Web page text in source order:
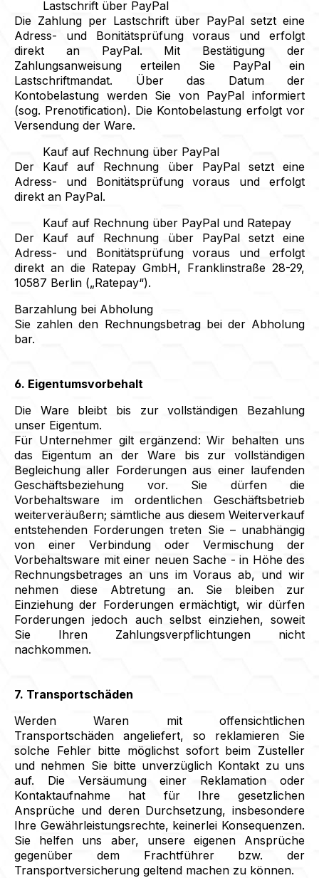
Lastschrift über PayPal
Die Zahlung per Lastschrift über PayPal setzt eine
Adress- und Bonitätsprüfung voraus und erfolgt
direkt an PayPal. Mit Bestätigung der
Zahlungsanweisung erteilen Sie PayPal ein
Lastschriftmandat. Über das Datum der
Kontobelastung werden Sie von PayPal informiert
(sog. Prenotification). Die Kontobelastung erfolgt vor
Versendung der Ware.
Kauf auf Rechnung über PayPal
Der Kauf auf Rechnung über PayPal setzt eine
Adress- und Bonitätsprüfung voraus und erfolgt
direkt an PayPal.
Kauf auf Rechnung über PayPal und Ratepay
Der Kauf auf Rechnung über PayPal setzt eine
Adress- und Bonitätsprüfung voraus und erfolgt
direkt an die Ratepay GmbH, Franklinstraße 28-29,
10587 Berlin („Ratepay“).
Barzahlung bei Abholung
Sie zahlen den Rechnungsbetrag bei der Abholung
bar.
6. Eigentumsvorbehalt
Die Ware bleibt bis zur vollständigen Bezahlung
unser Eigentum.
Für Unternehmer gilt ergänzend: Wir behalten uns
das Eigentum an der Ware bis zur vollständigen
Begleichung aller Forderungen aus einer laufenden
Geschäftsbeziehung vor. Sie dürfen die
Vorbehaltsware im ordentlichen Geschäftsbetrieb
weiterveräußern; sämtliche aus diesem Weiterverkauf
entstehenden Forderungen treten Sie – unabhängig
von einer Verbindung oder Vermischung der
Vorbehaltsware mit einer neuen Sache - in Höhe des
Rechnungsbetrages an uns im Voraus ab, und wir
nehmen diese Abtretung an. Sie bleiben zur
Einziehung der Forderungen ermächtigt, wir dürfen
Forderungen jedoch auch selbst einziehen, soweit
Sie Ihren Zahlungsverpflichtungen nicht
nachkommen.
7. Transportschäden
Werden Waren mit offensichtlichen
Transportschäden angeliefert, so reklamieren Sie
solche Fehler bitte möglichst sofort beim Zusteller
und nehmen Sie bitte unverzüglich Kontakt zu uns
auf. Die Versäumung einer Reklamation oder
Kontaktaufnahme hat für Ihre gesetzlichen
Ansprüche und deren Durchsetzung, insbesondere
Ihre Gewährleistungsrechte, keinerlei Konsequenzen.
Sie helfen uns aber, unsere eigenen Ansprüche
gegenüber dem Frachtführer bzw. der
Transportversicherung geltend machen zu können.